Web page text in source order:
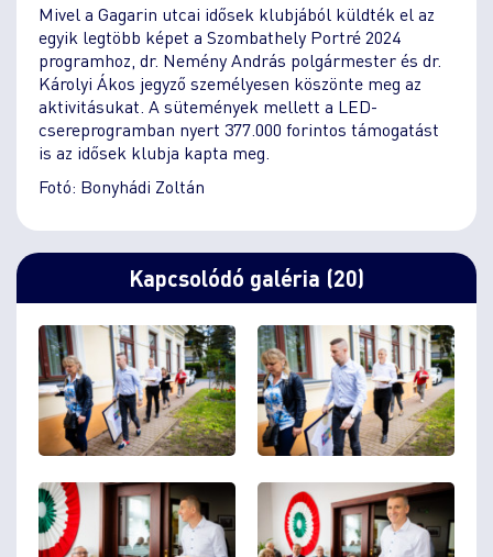
Mivel a Gagarin utcai idősek klubjából küldték el az
egyik legtöbb képet a Szombathely Portré 2024
programhoz, dr. Nemény András polgármester és dr.
Károlyi Ákos jegyző személyesen köszönte meg az
aktivitásukat. A sütemények mellett a LED-
csereprogramban nyert 377.000 forintos támogatást
is az idősek klubja kapta meg.
Fotó: Bonyhádi Zoltán
Kapcsolódó galéria (20)